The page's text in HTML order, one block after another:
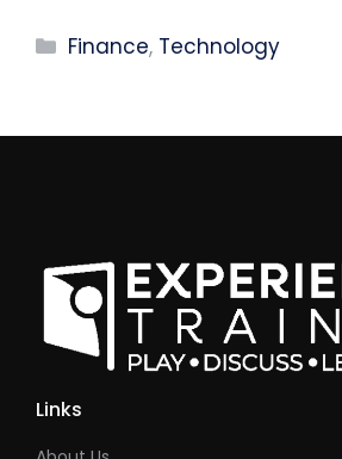
Categories
Finance, Technology
Links